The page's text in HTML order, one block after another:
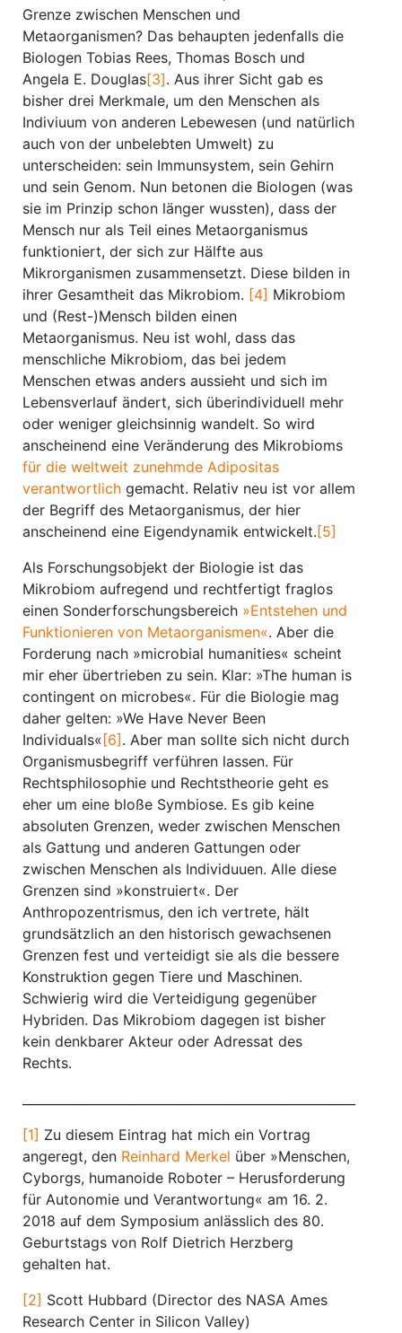
Grenze zwischen Menschen und
Metaorganismen? Das behaupten jedenfalls die
Biologen Tobias Rees, Thomas Bosch und
Angela E. Douglas[3]. Aus ihrer Sicht gab es
bisher drei Merkmale, um den Menschen als
Indiviuum von anderen Lebewesen (und natürlich
auch von der unbelebten Umwelt) zu
unterscheiden: sein Immunsystem, sein Gehirn
und sein Genom. Nun betonen die Biologen (was
sie im Prinzip schon länger wussten), dass der
Mensch nur als Teil eines Metaorganismus
funktioniert, der sich zur Hälfte aus
Mikrorganismen zusammensetzt. Diese bilden in
ihrer Gesamtheit das Mikrobiom. [4] Mikrobiom
und (Rest-)Mensch bilden einen
Metaorganismus. Neu ist wohl, dass das
menschliche Mikrobiom, das bei jedem
Menschen etwas anders aussieht und sich im
Lebensverlauf ändert, sich überindividuell mehr
oder weniger gleichsinnig wandelt. So wird
anscheinend eine Veränderung des Mikrobioms
für die weltweit zunehmde Adipositas
verantwortlich gemacht. Relativ neu ist vor allem
der Begriff des Metaorganismus, der hier
anscheinend eine Eigendynamik entwickelt. [5]
Als Forschungsobjekt der Biologie ist das
Mikrobiom aufregend und rechtfertigt fraglos
einen Sonderforschungsbereich »Entstehen und
Funktionieren von Metaorganismen«. Aber die
Forderung nach »microbial humanities« scheint
mir eher übertrieben zu sein. Klar: »The human is
contingent on microbes«. Für die Biologie mag
daher gelten: »We Have Never Been
Individuals« [6] . Aber man sollte sich nicht durch
Organismusbegriff verführen lassen. Für
Rechtsphilosophie und Rechtstheorie geht es
eher um eine bloße Symbiose. Es gib keine
absoluten Grenzen, weder zwischen Menschen
als Gattung und anderen Gattungen oder
zwischen Menschen als Individuuen. Alle diese
Grenzen sind »konstruiert«. Der
Anthropozentrismus, den ich vertrete, hält
grundsätzlich an den historisch gewachsenen
Grenzen fest und verteidigt sie als die bessere
Konstruktion gegen Tiere und Maschinen.
Schwierig wird die Verteidigung gegenüber
Hybriden. Das Mikrobiom dagegen ist bisher
kein denkbarer Akteur oder Adressat des
Rechts.
[1] Zu diesem Eintrag hat mich ein Vortrag
angeregt, den Reinhard Merkel über »Menschen,
Cyborgs, humanoide Roboter – Herusforderung
für Autonomie und Verantwortung« am 16. 2.
2018 auf dem Symposium anlässlich des 80.
Geburtstags von Rolf Dietrich Herzberg
gehalten hat.
[2] Scott Hubbard (Director des NASA Ames
Research Center in Silicon Valley)